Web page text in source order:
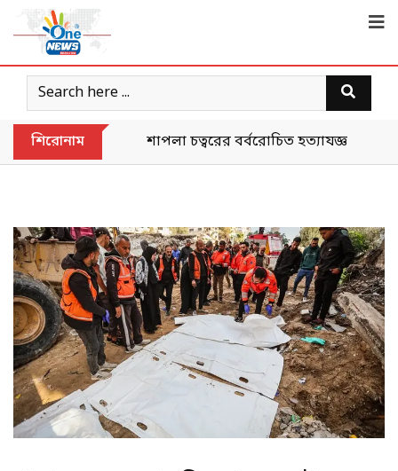
শিরোনাম শাপলা চত্বরের বর্বরোচিত হত্যাযজ্ঞকে